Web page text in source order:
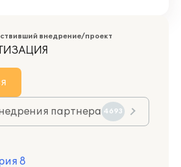
внедрение/проект
партнера 4693
8